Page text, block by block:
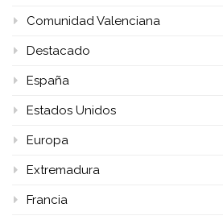
Comunidad Valenciana
Destacado
España
Estados Unidos
Europa
Extremadura
Francia